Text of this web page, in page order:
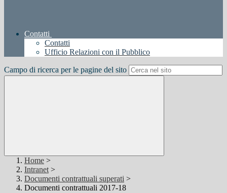
Contatti
Contatti
Ufficio Relazioni con il Pubblico
Campo di ricerca per le pagine del sito
Home >
Intranet >
Documenti contrattuali superati >
Documenti contrattuali 2017-18